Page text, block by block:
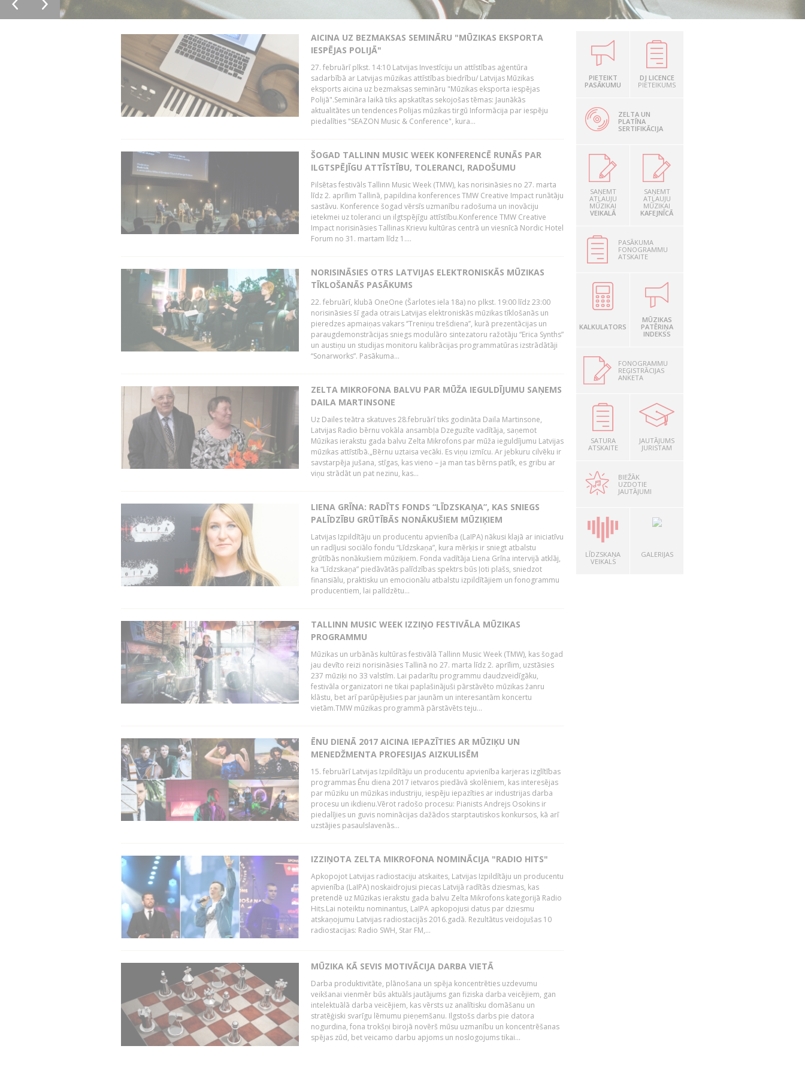
AICINA UZ BEZMAKSAS SEMINĀRU "MŪZIKAS EKSPORTA
IESPĒJAS POLIJĀ"
27. februārī plkst. 14:10 Latvijas Investīciju un attīstības aģentūra
sadarbībā ar Latvijas mūzikas attīstības biedrību/ Latvijas Mūzikas
eksports aicina uz bezmaksas semināru "Mūzikas eksporta iespējas
Polijā".Semināra laikā tiks apskatītas sekojošas tēmas: Jaunākās
aktualitātes un tendences Polijas mūzikas tirgū Informācija par iespēju
piedalīties "SEAZON Music & Conference", kura...
ŠOGAD TALLINN MUSIC WEEK KONFERENCĒ RUNĀS PAR
ILGTSPĒJĪGU ATTĪSTĪBU, TOLERANCI, RADOŠUMU
Pilsētas festivāls Tallinn Music Week (TMW), kas norisināsies no 27. marta
līdz 2. aprīlim Tallinā, papildina konferences TMW Creative Impact runātāju
sastāvu. Konference šogad vērsīs uzmanību radošuma un inovāciju
ietekmei uz toleranci un ilgtspējīgu attīstību.Konference TMW Creative
Impact norisināsies Tallinas Krievu kultūras centrā un viesnīcā Nordic Hotel
Forum no 31. martam līdz 1....
NORISINĀSIES OTRS LATVIJAS ELEKTRONISKĀS MŪZIKAS
TĪKLOŠANĀS PASĀKUMS
22. februārī, klubā OneOne (Šarlotes iela 18a) no plkst. 19:00 līdz 23:00
norisināsies šī gada otrais Latvijas elektroniskās mūzikas tīklošanās un
pieredzes apmaiņas vakars ‘’Treniņu trešdiena’’, kurā prezentācijas un
paraugdemonstrācijas sniegs modulāro sintezatoru ražotāju “Erica Synths”
un austiņu un studijas monitoru kalibrācijas programmatūras izstrādātāji
“Sonarworks”. Pasākuma...
ZELTA MIKROFONA BALVU PAR MŪŽA IEGULDĪJUMU SAŅEMS
DAILA MARTINSONE
Uz Dailes teātra skatuves 28.februārī tiks godināta Daila Martinsone,
Latvijas Radio bērnu vokāla ansambļa Dzeguzīte vadītāja, saņemot
Mūzikas ierakstu gada balvu Zelta Mikrofons par mūža ieguldījumu Latvijas
mūzikas attīstībā.„Bērnu uztaisa vecāki. Es viņu izmīcu. Ar jebkuru cilvēku ir
savstarpēja jušana, stīgas, kas vieno – ja man tas bērns patīk, es gribu ar
viņu strādāt un pat nezinu, kas...
LIENA GRĪNA: RADĪTS FONDS “LĪDZSKAŅA”, KAS SNIEGS
PALĪDZĪBU GRŪTĪBĀS NONĀKUŠIEM MŪZIĶIEM
Latvijas Izpildītāju un producentu apvienība (LaIPA) nākusi klajā ar iniciatīvu
un radījusi sociālo fondu “Līdzskaņa”, kura mērķis ir sniegt atbalstu
grūtībās nonākušiem mūziķiem. Fonda vadītāja Liena Grīna intervijā atklāj,
ka “Līdzskaņa” piedāvātās palīdzības spektrs būs ļoti plašs, sniedzot
finansiālu, praktisku un emocionālu atbalstu izpildītājiem un fonogrammu
producentiem, lai palīdzētu...
TALLINN MUSIC WEEK IZZIŅO FESTIVĀLA MŪZIKAS
PROGRAMMU
Mūzikas un urbānās kultūras festivālā Tallinn Music Week (TMW), kas šogad
jau devīto reizi norisināsies Tallinā no 27. marta līdz 2. aprīlim, uzstāsies
237 mūziķi no 33 valstīm. Lai padarītu programmu daudzveidīgāku,
festivāla organizatori ne tikai paplašinājuši pārstāvēto mūzikas žanru
klāstu, bet arī parūpējušies par jaunām un interesantām koncertu
vietām.TMW mūzikas programmā pārstāvēts teju...
ĒNU DIENĀ 2017 AICINA IEPAZĪTIES AR MŪZIĶU UN
MENEDŽMENTA PROFESIJAS AIZKULISĒM
15. februārī Latvijas Izpildītāju un producentu apvienība karjeras izglītības
programmas Ēnu diena 2017 ietvaros piedāvā skolēniem, kas interesējas
par mūziku un mūzikas industriju, iespēju iepazīties ar industrijas darba
procesu un ikdienu.Vērot radošo procesu: Pianists Andrejs Osokins ir
piedalījies un guvis nominācijas dažādos starptautiskos konkursos, kā arī
uzstājies pasaulslavenās...
IZZIŅOTA ZELTA MIKROFONA NOMINĀCIJA "RADIO HITS"
Apkopojot Latvijas radiostaciju atskaites, Latvijas Izpildītāju un producentu
apvienība (LaIPA) noskaidrojusi piecas Latvijā radītās dziesmas, kas
pretendē uz Mūzikas ierakstu gada balvu Zelta Mikrofons kategorijā Radio
Hits.Lai noteiktu nominantus, LaIPA apkopojusi datus par dziesmu
atskaņojumu Latvijas radiostacijās 2016.gadā. Rezultātus veidojušas 10
radiostacijas: Radio SWH, Star FM,...
MŪZIKA KĀ SEVIS MOTIVĀCIJA DARBA VIETĀ
Darba produktivitāte, plānošana un spēja koncentrēties uzdevumu
veikšanai vienmēr būs aktuāls jautājums gan fiziska darba veicējiem, gan
intelektuālā darba veicējiem, kas vērsts uz analītisku domāšanu un
stratēģiski svarīgu lēmumu pieņemšanu. Ilgstošs darbs pie datora
nogurdina, fona trokšņi birojā novērš mūsu uzmanību un koncentrēšanas
spējas zūd, bet veicamo darbu apjoms un noslogojums tikai...
PIETEIKT
PASĀKUMU
DJ LICENCE
PIETEIKUMS
ZELTA UN
PLATĪNA
SERTIFIKĀCIJA
SAŅEMT
ATĻAUJU
MŪZIKAI
VEIKALĀ
SAŅEMT
ATĻAUJU
MŪZIKAI
KAFEJNĪCĀ
PASĀKUMA
FONOGRAMMU
ATSKAITE
KALKULATORS
MŪZIKAS
PATĒRIŅA
INDEKSS
FONOGRAMMU
REĢISTRĀCIJAS
ANKETA
SATURA
ATSKAITE
JAUTĀJUMS
JURISTAM
BIEŽĀK
UZDOTIE
JAUTĀJUMI
LĪDZSKAŅA
VEIKALS
GALERIJAS